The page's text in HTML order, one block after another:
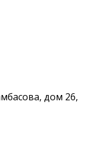
дом 26,